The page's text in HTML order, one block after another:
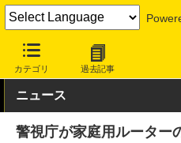
カテゴリ 過去記事
INTERNET Watch トピック
ニュース
警視庁が家庭用ルーター